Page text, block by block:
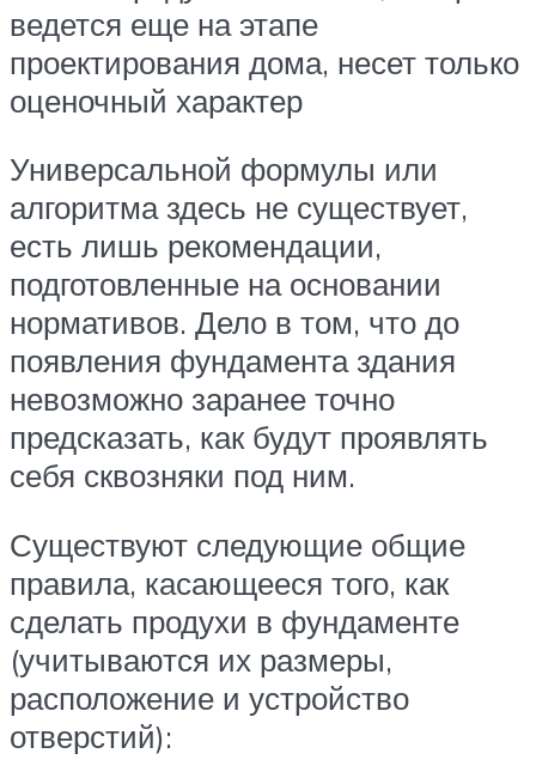
ведется еще на этапе
проектирования дома, несет только
оценочный характер
Универсальной формулы или
алгоритма здесь не существует,
есть лишь рекомендации,
подготовленные на основании
нормативов. Дело в том, что до
появления фундамента здания
невозможно заранее точно
предсказать, как будут проявлять
себя сквозняки под ним.
Существуют следующие общие
правила, касающееся того, как
сделать продухи в фундаменте
(учитываются их размеры,
расположение и устройство
отверстий):